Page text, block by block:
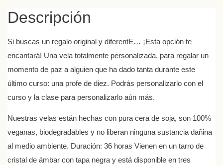
Descripción
Si buscas un regalo original y diferentE… ¡Esta opción te
encantará! Una vela totalmente personalizada, para regalar un
momento de paz a alguien que ha dado tanta durante este
último curso: una profe de diez. Podrás personalizarlo con el
curso y la clase para personalizarlo aún más.
Nuestras velas están hechas con pura cera de soja, son 100%
veganas, biodegradables y no liberan ninguna sustancia dañina
al medio ambiente. Duración: 36 horas Vienen en un tarro de
cristal de ámbar con tapa negra y está disponible en tres